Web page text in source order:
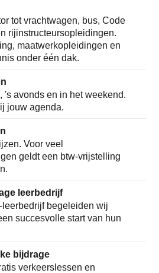
tot vrachtwagen, bus, Code
rijinstructeursopleidingen.
maatwerkopleidingen en
onder één dak.
's avonds en in het weekend.
jouw agenda.
Voor veel
geldt een btw-vrijstelling
leerbedrijf
begeleiden wij
succesvolle start van hun
bijdrage
verkeerslessen en